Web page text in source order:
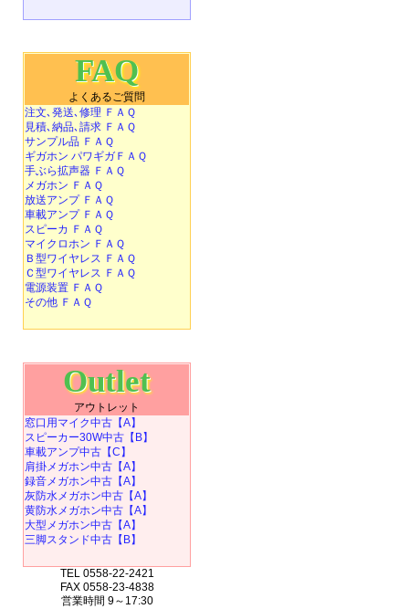
FAQ
よくあるご質問
注文､発送､修理 ＦＡＱ
見積､納品､請求 ＦＡＱ
サンプル品 ＦＡＱ
ギガホン パワギガＦＡＱ
手ぶら拡声器 ＦＡＱ
メガホン ＦＡＱ
放送アンプ ＦＡＱ
車載アンプ ＦＡＱ
スピーカ ＦＡＱ
マイクロホン ＦＡＱ
Ｂ型ワイヤレス ＦＡＱ
Ｃ型ワイヤレス ＦＡＱ
電源装置 ＦＡＱ
その他 ＦＡＱ
Outlet
アウトレット
窓口用マイク中古【A】
スピーカー30W中古【B】
車載アンプ中古【C】
肩掛メガホン中古【A】
録音メガホン中古【A】
灰防水メガホン中古【A】
黄防水メガホン中古【A】
大型メガホン中古【A】
三脚スタンド中古【B】
TEL 0558-22-2421
FAX 0558-23-4838
営業時間 9～17:30